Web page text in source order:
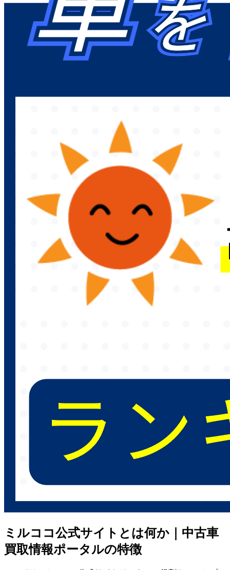
ミルココ公式サイトとは何か｜中古車
買取情報ポータルの特徴